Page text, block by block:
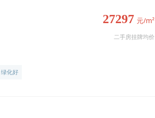
绿化好
27297 元/m²
二手房挂牌均价